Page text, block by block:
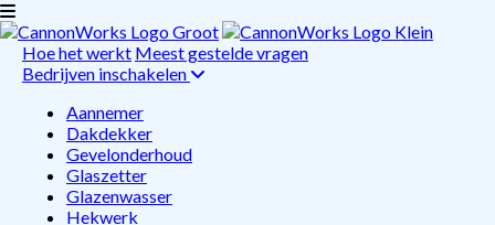
Hoe het werkt Meest gestelde vragen
Bedrijven inschakelen
Aannemer
Dakdekker
Gevelonderhoud
Glaszetter
Glazenwasser
Hekwerk